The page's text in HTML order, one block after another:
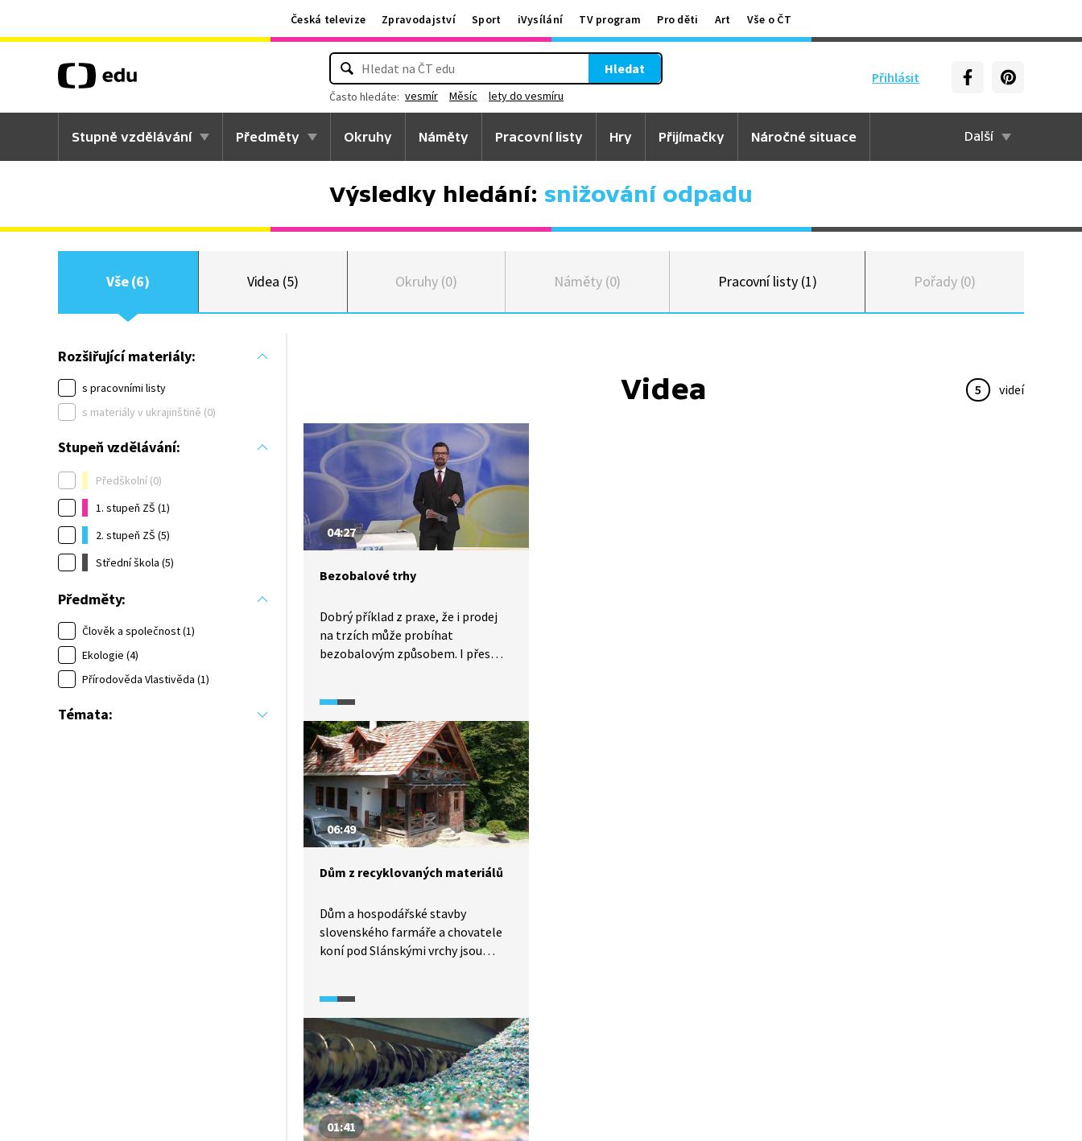
Česká televize Zpravodajství Sport iVysílání TV program Pro děti Art Vše o ČT
Přihlásit
Hledat
Často hledáte: vesmír Měsíc lety do vesmíru
Stupně vzdělávání Předměty Okruhy Náměty Pracovní listy Hry Přijímačky Náročné situace Další
Výsledky hledání: snižování odpadu
Vše (6) Videa (5) Okruhy (0) Náměty (0) Pracovní listy (1) Pořady (0)
Rozšiřující materiály:
s pracovními listy
s materiály v ukrajinštině (0)
Stupeň vzdělávání:
Předškolní (0)
1. stupeň ZŠ (1)
2. stupeň ZŠ (5)
Střední škola (5)
Předměty:
Člověk a společnost (1)
Ekologie (4)
Přírodověda Vlastivěda (1)
Témata:
Videa 5 videí
04:27
Bezobalové trhy
Dobrý příklad z praxe, že i prodej
na trzích může probíhat
bezobalovým způsobem. I přes
způsob ujal.
06:49
Dům z recyklovaných materiálů
Dům a hospodářské stavby
slovenského farmáře a chovatele
koní pod Slánskými vrchy jsou
použitým nábytkem. Celý koncept
slouží jako krásná inspirace pro ty,
kteří chtějí minimalizovat svoji
ekologickou stopu a žít udržitelně.
01:41